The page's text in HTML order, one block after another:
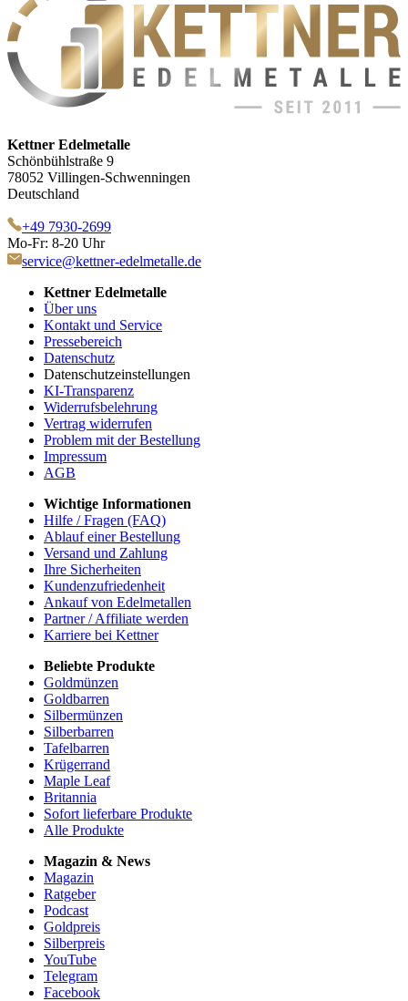
Kettner Edelmetalle
Schönbühlstraße 9
78052 Villingen-Schwenningen
Deutschland
+49 7930-2699
Mo-Fr: 8-20 Uhr
service@kettner-edelmetalle.de
Kettner Edelmetalle
Über uns
Kontakt und Service
Pressebereich
Datenschutz
Datenschutzeinstellungen
KI-Transparenz
Widerrufsbelehrung
Vertrag widerrufen
Problem mit der Bestellung
Impressum
AGB
Wichtige Informationen
Hilfe / Fragen (FAQ)
Ablauf einer Bestellung
Versand und Zahlung
Ihre Sicherheiten
Kundenzufriedenheit
Ankauf von Edelmetallen
Partner / Affiliate werden
Karriere bei Kettner
Beliebte Produkte
Goldmünzen
Goldbarren
Silbermünzen
Silberbarren
Tafelbarren
Krügerrand
Maple Leaf
Britannia
Sofort lieferbare Produkte
Alle Produkte
Magazin & News
Magazin
Ratgeber
Podcast
Goldpreis
Silberpreis
YouTube
Telegram
Facebook